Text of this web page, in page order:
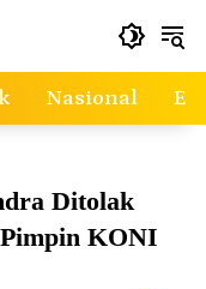
Nasional
Ditolak
KONI